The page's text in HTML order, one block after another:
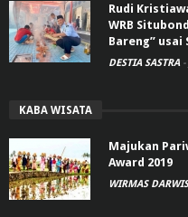
Rudi
WRB
Bareng” usai
DESTIA SASTRA -
KABA WISATA
Majukan
Award 2019
WIRMAS